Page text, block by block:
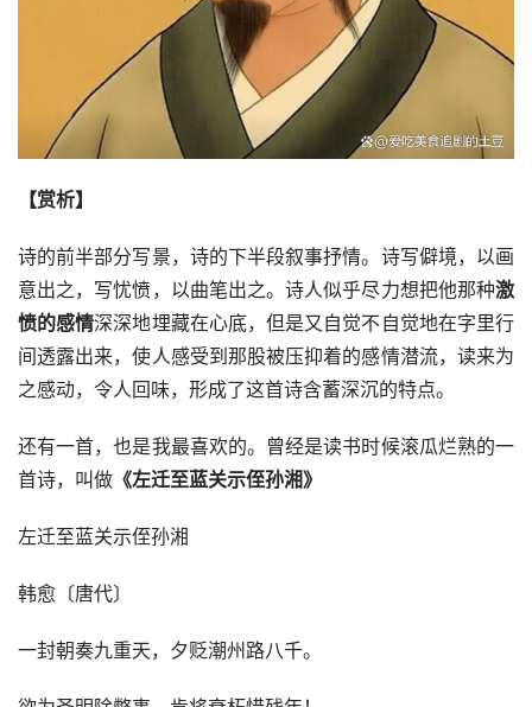
【赏析】
诗的前半部分写景，诗的下半段叙事抒情。诗写僻境，以画
意出之，写忧愤，以曲笔出之。诗人似乎尽力想把他那种激
愤的感情深深地埋藏在心底，但是又自觉不自觉地在字里行
间透露出来，使人感受到那股被压抑着的感情潜流，读来为
之感动，令人回味，形成了这首诗含蓄深沉的特点。
还有一首，也是我最喜欢的。曾经是读书时候滚瓜烂熟的一
首诗，叫做 《左迁至蓝关示侄孙湘》
左迁至蓝关示侄孙湘
韩愈〔唐代〕
一封朝奏九重天，夕贬潮州路八千。